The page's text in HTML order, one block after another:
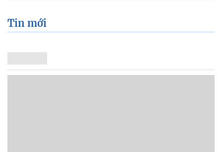
Tin mới